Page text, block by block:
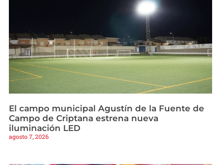
El campo municipal Agustín de la Fuente de
Campo de Criptana estrena nueva
iluminación LED
agosto 7, 2026